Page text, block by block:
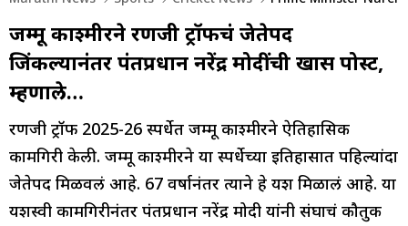
जम्मू काश्मीरने रणजी ट्रॉफीचं जेतेपद
जिंकल्यानंतर पंतप्रधान नरेंद्र मोदींची खास पोस्ट,
म्हणाले…
रणजी ट्रॉफी 2025-26 स्पर्धेत जम्मू काश्मीरने ऐतिहासिक
कामगिरी केली. जम्मू काश्मीरने या स्पर्धेच्या इतिहासात पहिल्यांदा
जेतेपद मिळवलं आहे. 67 वर्षानंतर त्याने हे यश मिळालं आहे. या
यशस्वी कामगिरीनंतर पंतप्रधान नरेंद्र मोदी यांनी संघाचं कौतुक